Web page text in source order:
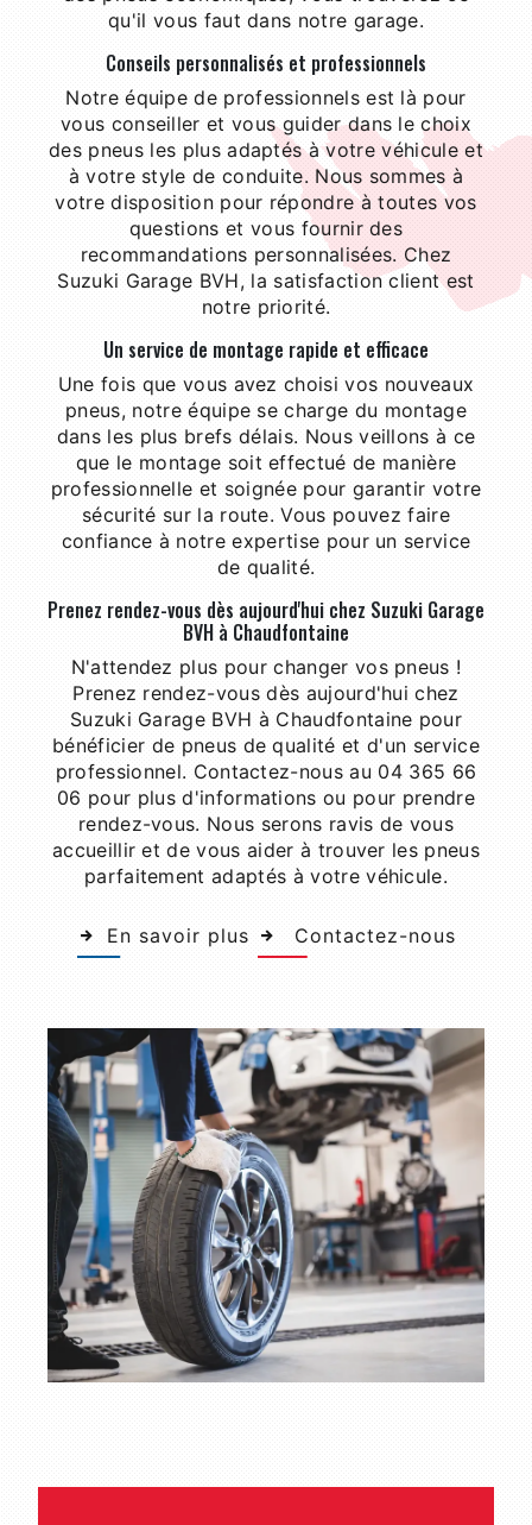
qu'il vous faut dans notre garage.
Conseils personnalisés et professionnels
Notre équipe de professionnels est là pour
vous conseiller et vous guider dans le choix
des pneus les plus adaptés à votre véhicule et
à votre style de conduite. Nous sommes à
votre disposition pour répondre à toutes vos
questions et vous fournir des
recommandations personnalisées. Chez
Suzuki Garage BVH, la satisfaction client est
notre priorité.
Un service de montage rapide et efficace
Une fois que vous avez choisi vos nouveaux
pneus, notre équipe se charge du montage
dans les plus brefs délais. Nous veillons à ce
que le montage soit effectué de manière
professionnelle et soignée pour garantir votre
sécurité sur la route. Vous pouvez faire
confiance à notre expertise pour un service
de qualité.
Prenez rendez-vous dès aujourd'hui chez Suzuki Garage
BVH à Chaudfontaine
N'attendez plus pour changer vos pneus !
Prenez rendez-vous dès aujourd'hui chez
Suzuki Garage BVH à Chaudfontaine pour
bénéficier de pneus de qualité et d'un service
professionnel. Contactez-nous au 04 365 66
06 pour plus d'informations ou pour prendre
rendez-vous. Nous serons ravis de vous
accueillir et de vous aider à trouver les pneus
parfaitement adaptés à votre véhicule.
En savoir plus Contactez-nous